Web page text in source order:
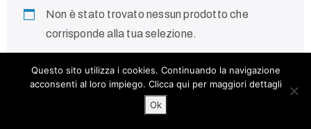
Questo sito utilizza i cookies. Continuando la navigazione
acconsenti al loro impiego. Clicca quiper maggiori dettagli
Ok
Non è stato trovato nessun prodotto che
corrisponde alla tua selezione.